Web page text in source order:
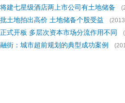
建七星级酒店两上市公司有土地储备
土地拍出高价 土地储备个股受益
式开板 多层次资本市场分流作用不同
街：城市超前规划的典型成功案例